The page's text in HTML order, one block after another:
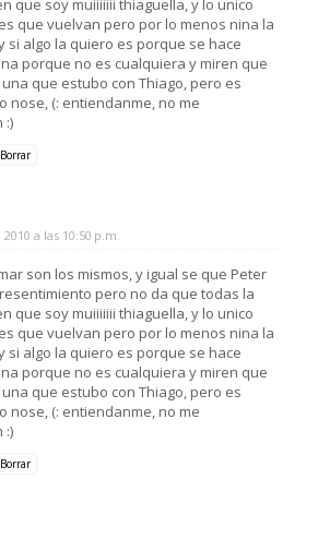
que soy muiiiiiii thiaguella, y lo unico
que vuelvan pero por lo menos nina la
si algo la quiero es porque se hace
porque no es cualquiera y miren que
que estubo con Thiago, pero es
nose, (: entiendanme, no me
:)
Borrar
a las 10:50 p.m.
son los mismos, y igual se que Peter
pero no da que todas la
que soy muiiiiiii thiaguella, y lo unico
que vuelvan pero por lo menos nina la
si algo la quiero es porque se hace
porque no es cualquiera y miren que
que estubo con Thiago, pero es
nose, (: entiendanme, no me
:)
Borrar